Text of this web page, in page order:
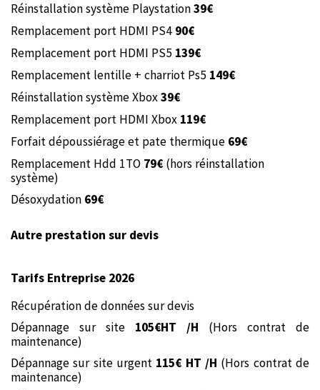
Réinstallation système Playstation39€
Remplacement port HDMI PS4 90€
Remplacement port HDMI PS5 139€
Remplacement lentille + charriot Ps5 149€
Réinstallation système Xbox39€
Remplacement port HDMI Xbox 119€
Forfait dépoussiérage et pate thermique 69€
Remplacement Hdd 1TO 79€ (hors réinstallation
système)
Désoxydation 69€
Autre prestation sur devis
Tarifs Entreprise 2026
Récupération de données sur devis
Dépannage sur site 105€HT /H (Hors contrat de
maintenance)
Dépannage sur site urgent 115€ HT /H (Hors contrat de
maintenance)